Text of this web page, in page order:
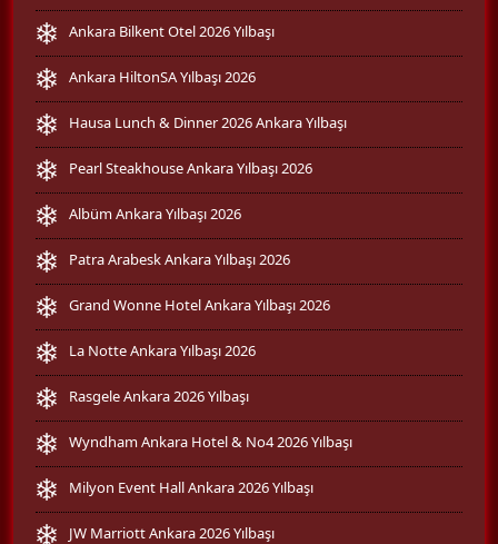
Ankara Bilkent Otel 2026 Yılbaşı
Ankara HiltonSA Yılbaşı 2026
Hausa Lunch & Dinner 2026 Ankara Yılbaşı
Pearl Steakhouse Ankara Yılbaşı 2026
Albüm Ankara Yılbaşı 2026
Patra Arabesk Ankara Yılbaşı 2026
Grand Wonne Hotel Ankara Yılbaşı 2026
La Notte Ankara Yılbaşı 2026
Rasgele Ankara 2026 Yılbaşı
Wyndham Ankara Hotel & No4 2026 Yılbaşı
Milyon Event Hall Ankara 2026 Yılbaşı
JW Marriott Ankara 2026 Yılbaşı